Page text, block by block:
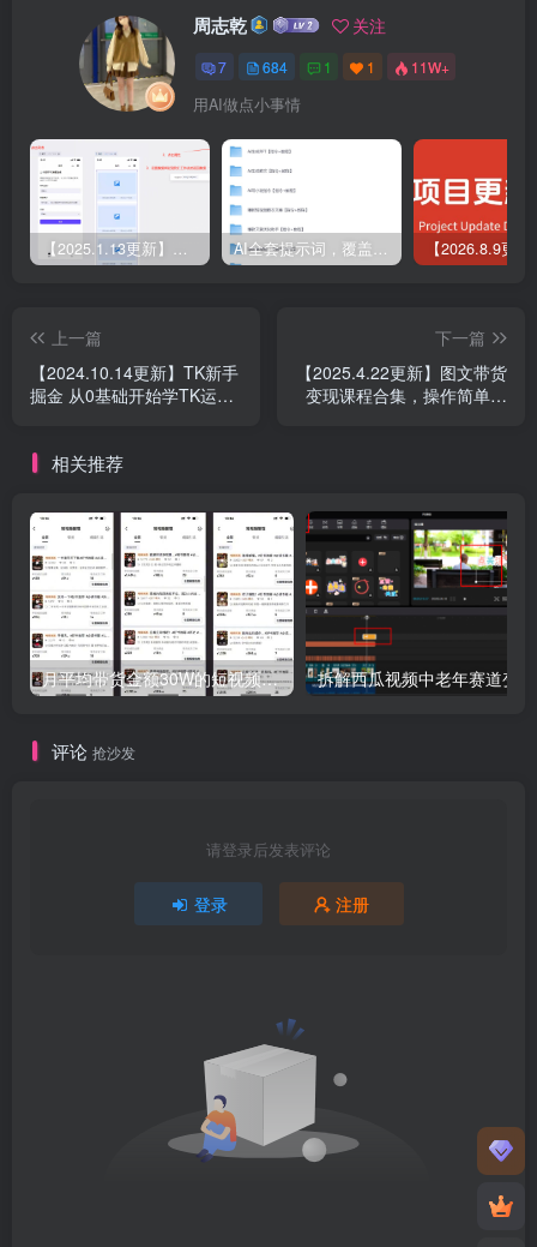
周志乾 关注
7 684 1 1 11W+
用AI做点小事情
【2025.1.13更新】Coze应用实战 如何利用coze应用功能，开发一个小程序，并发布到微信 AI全套提示词，覆盖微头条、小说、短视频脚本等32+创作场景
上一篇
【2024.10.14更新】TK新手
掘金 从0基础开始学TK运
下一篇
【2025.4.22更新】图文带货
变现课程合集，操作简单易
相关推荐
月平均带货金额30W的短视频图书带货实操课，全程干货分享
评论 抢沙发
请登录后发表评论
登录 注册